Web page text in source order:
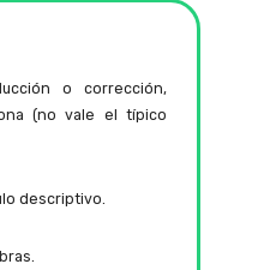
o corrección,
(no vale el típico
descriptivo.